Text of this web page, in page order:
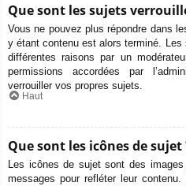
Que sont les sujets
Vous ne pouvez plus répondre dans
y étant contenu est alors terminé.
différentes raisons par un
permissions accordées par
verrouiller vos propres sujets.
Haut
Que sont les icônes de sujet
Les icônes de sujet sont des
messages pour refléter leur